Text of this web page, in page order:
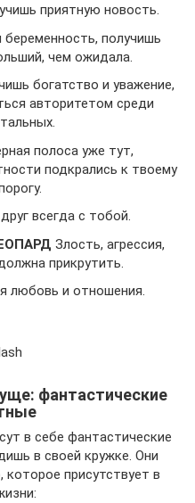
приятную новость.
получишь
чем ожидала.
богатство и уважение,
авторитетом среди
полоса уже тут,
подкрались к твоему
всегда с тобой.
Злость, агрессия,
прикрутить.
любовь и отношения.
фантастические
в себе фантастические
в своей кружке. Они
присутствует в